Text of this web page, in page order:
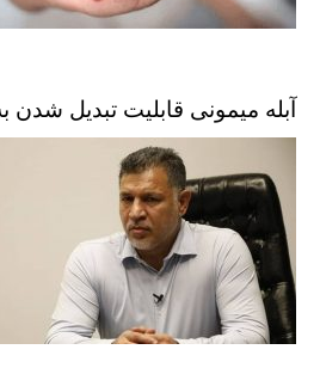
آبله میمونی قابلیت تبدیل شدن